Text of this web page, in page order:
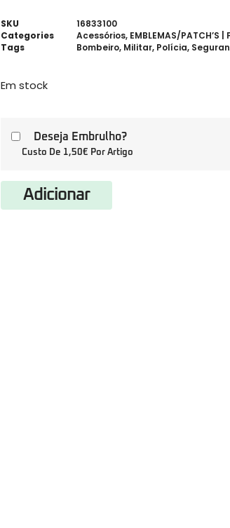
SKU
16833100
Categories
Acessórios, EMBLEMAS/PATCH’S |
Tags
Bombeiro, Militar, Polícia,
Em stock
Deseja Embrulho?
Custo De 1,50€ Por Artigo
Adicionar